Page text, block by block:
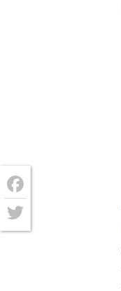
Facebook
Twitter